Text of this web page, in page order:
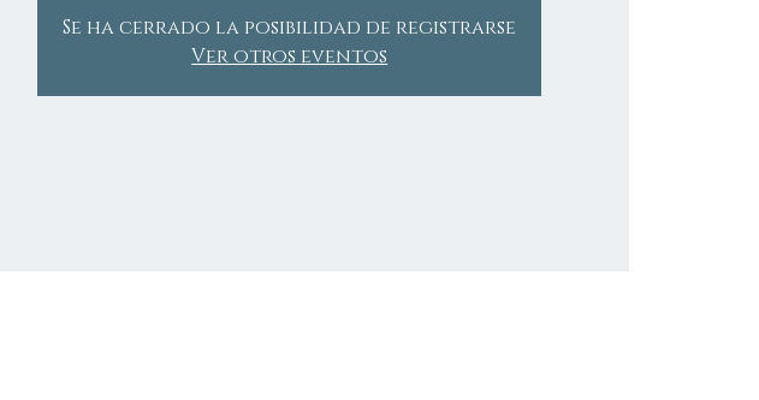
Se ha cerrado la posibilidad de registrarse
Ver otros eventos